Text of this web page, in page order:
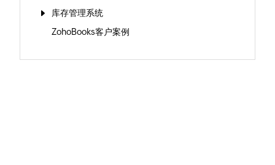
库存管理系统
ZohoBooks客户案例